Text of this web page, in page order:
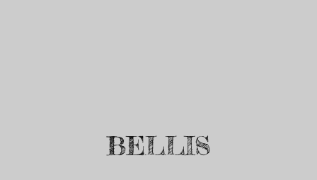
BELLIS